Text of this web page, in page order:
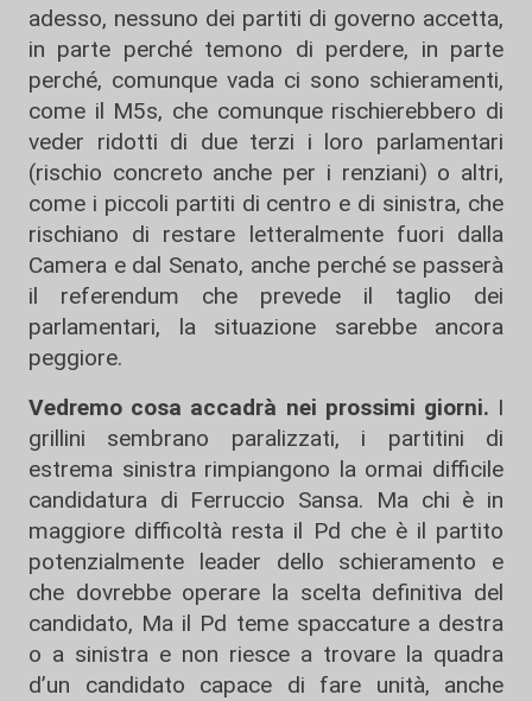
adesso, nessuno dei partiti di governo accetta,
in parte perché temono di perdere, in parte
perché, comunque vada ci sono schieramenti,
come il M5s, che comunque rischierebbero di
veder ridotti di due terzi i loro parlamentari
(rischio concreto anche per i renziani) o altri,
come i piccoli partiti di centro e di sinistra, che
rischiano di restare letteralmente fuori dalla
Camera e dal Senato, anche perché se passerà
il referendum che prevede il taglio dei
parlamentari, la situazione sarebbe ancora
peggiore.
Vedremo cosa accadrà nei prossimi giorni. I
grillini sembrano paralizzati, i partitini di
estrema sinistra rimpiangono la ormai difficile
candidatura di Ferruccio Sansa. Ma chi è in
maggiore difficoltà resta il Pd che è il partito
potenzialmente leader dello schieramento e
che dovrebbe operare la scelta definitiva del
candidato, Ma il Pd teme spaccature a destra
o a sinistra e non riesce a trovare la quadra
d’un candidato capace di fare unità, anche